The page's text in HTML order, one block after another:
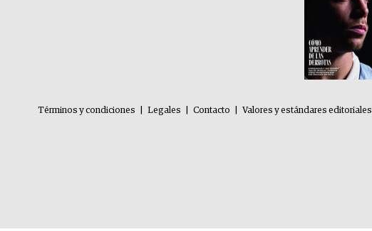
Términos y condiciones Legales Contacto Valores y estándares editoriales